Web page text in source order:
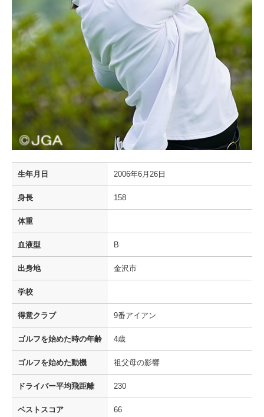
生年月日 2006年6月26日
身長 158
体重
血液型 B
出身地 金沢市
学校
得意クラブ 9番アイアン
ゴルフを始めた時の年齢 4歳
ゴルフを始めた動機 祖父母の影響
ドライバー平均飛距離 230
ベストスコア 66